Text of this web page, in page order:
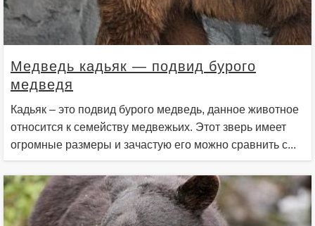
Медведь кадьяк — подвид бурого
медведя
Кадьяк – это подвид бурого медведь, данное животное
относится к семейству медвежьих. Этот зверь имеет
огромные размеры и зачастую его можно сравнить с...